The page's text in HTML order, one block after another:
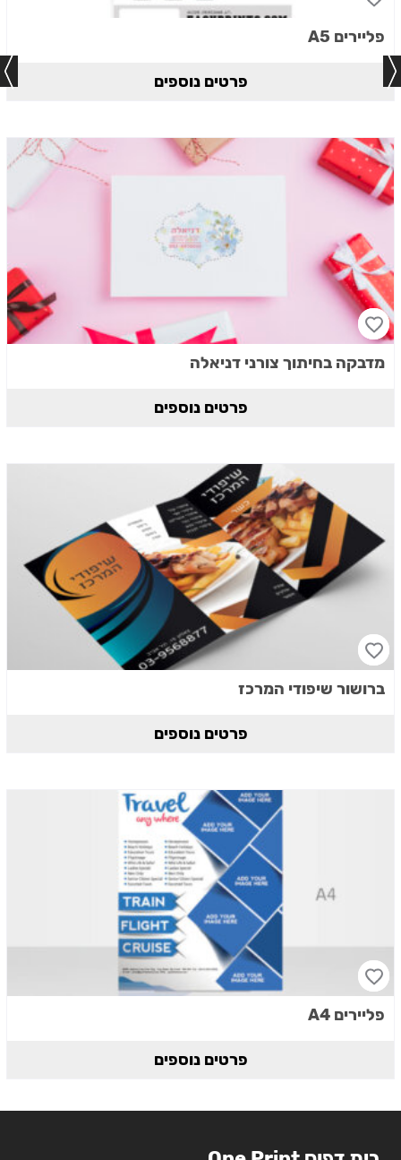
פליירים A5
פרטים נוספים
מדבקה בחיתוך צורני דניאלה
פרטים נוספים
ברושור שיפודי המרכז
פרטים נוספים
פליירים A4
פרטים נוספים